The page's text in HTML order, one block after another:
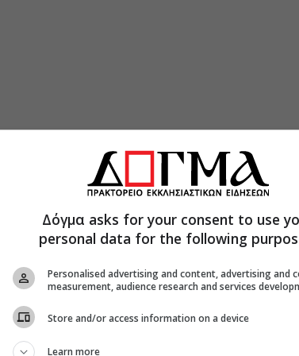
το Σάββατο 30/7, στον Ιερό Ναό
Χειροτονία του την Κυριακή 31/7,
Βόλου, από τον Σεβ. Ποιμενάρχη μας κ.
Δόγμα asks for your consent to use
personal data for the following
Personalised advertising and content, advertising and
measurement, audience research and services
Store and/or access information on a device
Learn more